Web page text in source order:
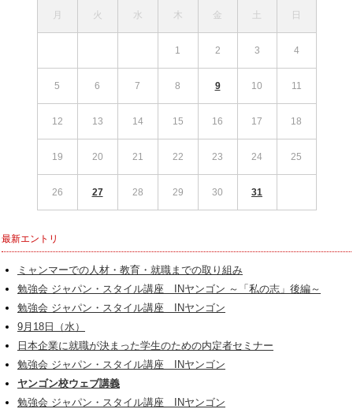
月 火 水 木 金 土 日
1 2 3 4
5 6 7 8 9 10 11
12 13 14 15 16 17 18
19 20 21 22 23 24 25
26 27 28 29 30 31
最新エントリ
ミャンマーでの人材・教育・就職までの取り組み
勉強会 ジャパン・スタイル講座 INヤンゴン ～「私の志」後編～
勉強会 ジャパン・スタイル講座 INヤンゴン
9月18日（水）
日本企業に就職が決まった学生のための内定者セミナー
勉強会 ジャパン・スタイル講座 INヤンゴン
ヤンゴン校ウェブ講義
勉強会 ジャパン・スタイル講座 INヤンゴン